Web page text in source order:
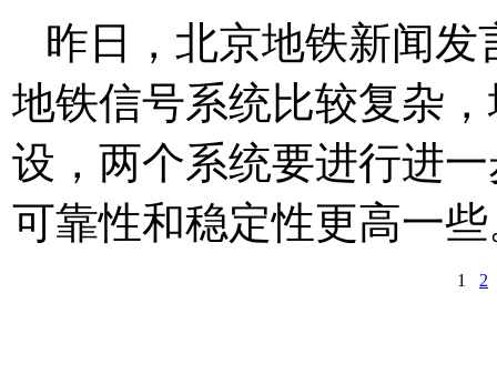
昨日，北京地铁新闻
地铁信号系统比较复杂
设，两个系统要进行进
可靠性和稳定性更高一
1 2